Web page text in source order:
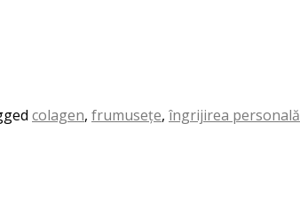
colagen, frumusețe, îngrijirea personală